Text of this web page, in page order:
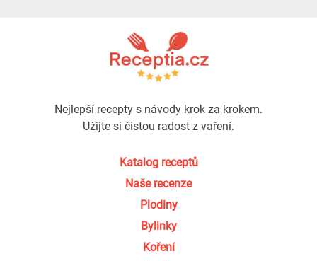
Nejlepší recepty s návody krok za krokem.
Užijte si čistou radost z vaření.
Katalog receptů
Naše recenze
Plodiny
Bylinky
Koření